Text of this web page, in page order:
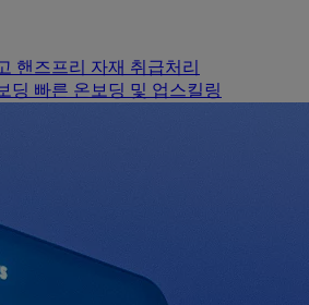
핸즈프리 자재 취급처리
딩 빠른 온보딩 및 업스킬링